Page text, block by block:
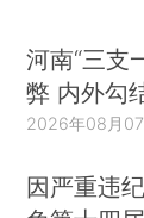
河南“三支
弊 内外勾
2026年08月
因严重违